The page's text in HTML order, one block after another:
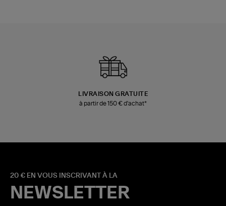
LIVRAISON GRATUITE
à partir de 150 € d'achat*
20 € EN VOUS INSCRIVANT À LA
NEWSLETTER